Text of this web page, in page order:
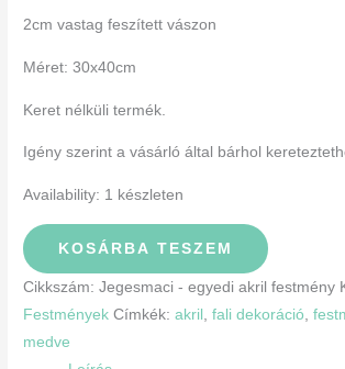
2cm vastag feszített vászon
Méret: 30x40cm
Keret nélküli termék.
Igény szerint a vásárló által bárhol
Availability: 1 készleten
KOSÁRBA TESZEM
Cikkszám:Jegesmaci - egyedi akril festmény
Festmények Címkék:akril ,fali dekoráció ,
medve